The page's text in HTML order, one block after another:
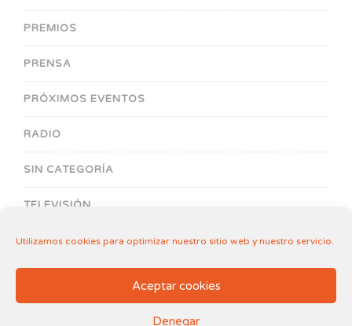
Utilizamos cookies para optimizar nuestro sitio web y nuestro servicio.
Aceptar cookies
Denegar
PREMIOS
PRENSA
PRÓXIMOS EVENTOS
RADIO
SIN CATEGORÍA
TELEVISIÓN
Aviso legal.Política de Cookies